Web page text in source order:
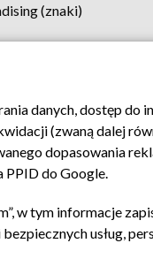
(znaki)
Kontakt
danych, dostęp do
(zwaną dalej
dopasowania
PPID do Google.
w tym informacje
usług,